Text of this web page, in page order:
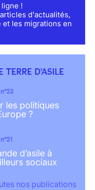
!
d'actualités,
les migrations en
TERRE D'ASILE
les politiques
?
d’asile à
sociaux
nos publications